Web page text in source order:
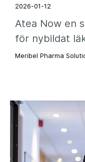
2026-01-12
Atea Now en
för nybildat
Meribel Pharma